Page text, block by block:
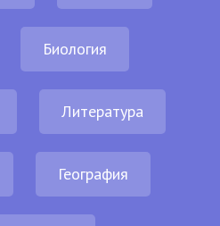
Биология
Литература
География